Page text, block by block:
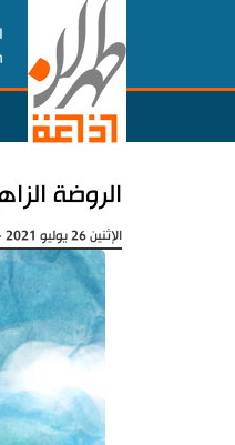
الروضة
الإثنين 26 يوليو 2021 - 15:10 بتوقيت طهران